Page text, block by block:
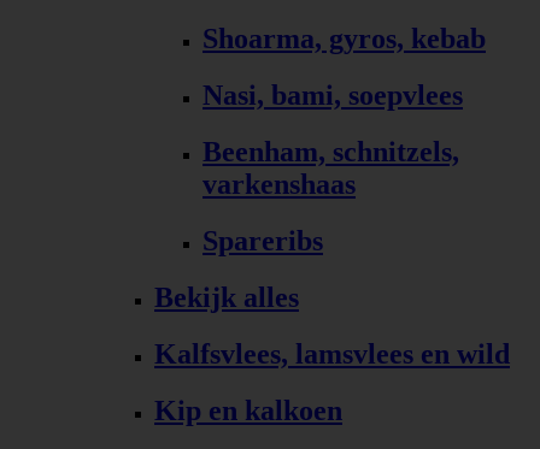
Shoarma, gyros, kebab
Nasi, bami, soepvlees
Beenham, schnitzels,
varkenshaas
Spareribs
Bekijk alles
Kalfsvlees, lamsvlees en wild
Kip en kalkoen